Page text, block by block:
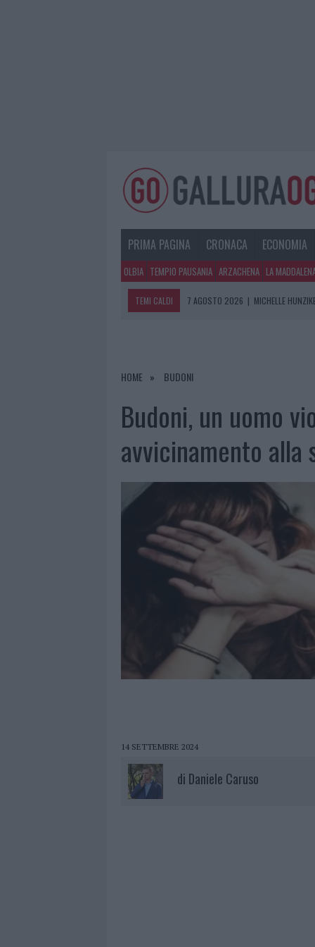
PRIMA PAGINA CRONACA ECONOMIA
OLBIA TEMPIO PAUSANIA ARZACHENA LA
TEMI CALDI 7 AGOSTO 2026 | MICHELLE
7 AGOSTO 2026
HOME BUDONI
Budoni, un uomo
avvicinamento alla
14 SETTEMBRE 2024
di Daniele Caruso